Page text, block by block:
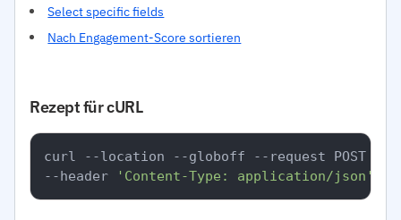
Select specific fields
Nach Engagement-Score sortieren
Rezept für cURL
curl --location --globoff --request POST
--header
'Content-Type: application/json'